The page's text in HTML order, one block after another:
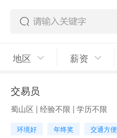
地区 薪资
交易员
蜀山区 | 经验不限 | 学历不限
环境好 年终奖 交通方便